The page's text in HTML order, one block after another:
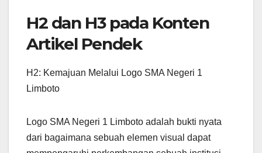
H2 dan H3 pada Konten
Artikel Pendek
H2: Kemajuan Melalui Logo SMA Negeri 1
Limboto
Logo SMA Negeri 1 Limboto adalah bukti nyata
dari bagaimana sebuah elemen visual dapat